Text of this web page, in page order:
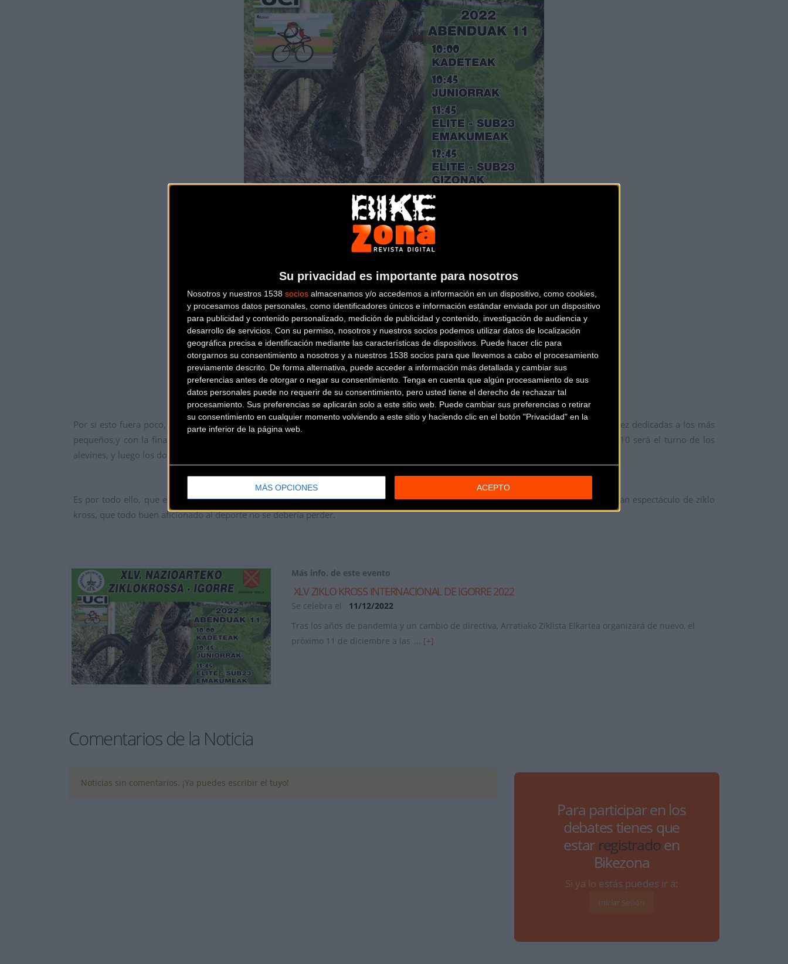
Su privacidad es importante para nosotros
Nosotros y nuestros 1538 socios almacenamos y/o accedemos a información en un dispositivo, como cookies,
y procesamos datos personales, como identificadores únicos e información estándar enviada por un dispositivo
para publicidad y contenido personalizado, medición de publicidad y contenido, investigación de audiencia y
desarrollo de servicios. Con su permiso, nosotros y nuestros socios podemos utilizar datos de localización
geográfica precisa e identificación mediante las características de dispositivos. Puede hacer clic para
otorgarnos su consentimiento a nosotros y a nuestros 1538 socios para que llevemos a cabo el procesamiento
previamente descrito. De forma alternativa, puede acceder a información más detallada y cambiar sus
preferencias antes de otorgar o negar su consentimiento. Tenga en cuenta que algún procesamiento de sus
datos personales puede no requerir de su consentimiento, pero usted tiene el derecho de rechazar tal
procesamiento. Sus preferencias se aplicarán solo a este sitio web. Puede cambiar sus preferencias o retirar
su consentimiento en cualquier momento volviendo a este sitio y haciendo clic en el botón "Privacidad" en la
parte inferior de la página web.
MÁS OPCIONES ACEPTO
Por si esto fuera poco, y por primera vez en los 45 años de historia del Ziklo kross Igorre
n habrá carreras, esta vez dedicadas a los más
pequeños,y con la final de la Txiki juego, empezarán los haurrak a las 10:30, los benjamines lo harán a las 10:45, a las 11:10 será el turno de los
alevines, y luego los dos platos f
Es por todo ello, que este fin de semana, acompañados por el buen tiempo y con entrada gratuita,volveremos a ver en Igorre un gran espectáculo de ziklo
kross, que todo buen aficionado al deporteno se debería perder.
Más info. de este evento
XLV ZIKLO KROSS INTERNACIONAL DE IGORRE 2022
Se celebra el
11/12/2022
Tras los años de pandemia y un cambio de directiva, Arratiako Ziklista Elkartea organizará de nuevo, el
próximo 11 de diciembre a las ... [+]
Comentarios de la Noticia
Noticias sin comentarios. ¡Ya puedes escribir el tuyo!
Para participar en los
debates tienes que
estar registradoen
Bikezona
Si ya lo estás puedes ir a:
Iniciar Sesión